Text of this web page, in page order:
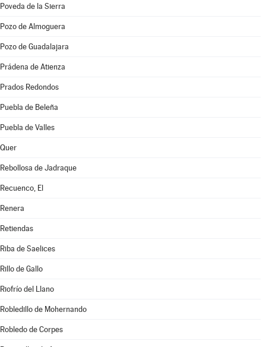
Poveda de la Sierra
Pozo de Almoguera
Pozo de Guadalajara
Prádena de Atienza
Prados Redondos
Puebla de Beleña
Puebla de Valles
Quer
Rebollosa de Jadraque
Recuenco, El
Renera
Retiendas
Riba de Saelices
Rillo de Gallo
Riofrío del Llano
Robledillo de Mohernando
Robledo de Corpes